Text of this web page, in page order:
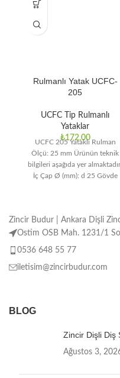
Rulmanlı Yatak UCFC-
205
UCFC Tip Rulmanlı
Yataklar
₺172,00
UCFC 205 Yataklı Rulman
Ölçü: 25 mm Ürünün teknik
bilgileri aşağıda yer
İç Çap Ø (mm): d 25 Gövde
Zincir Budur | Ankara Dişli
Ostim OSB Mah. 1231/1
0536 648 55 77
iletisim@zincirbudur.com
BLOG
Zincir Dişli Diş
Ağustos 3,